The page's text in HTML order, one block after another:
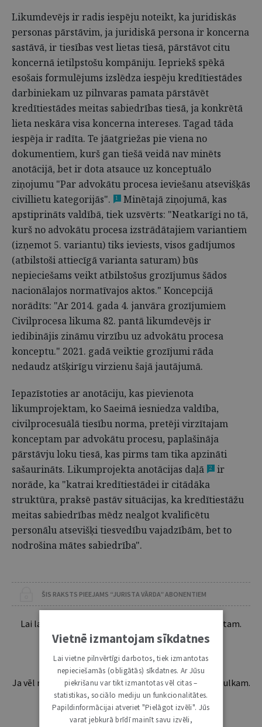
Likumdevējs ir radis iespēju noteikt, ka juridiskās
personas pārstāvim, ja juridiskā persona ir koncerna
sastāvā, ir tiesības vest lietas tiesā, pārstāvot citu
koncernā ietilpstošu kompāniju. Iepriekš spēkā
esošais formulējums izslēdza iespēju kredītiestādes
darbiniekam uz pilnvaras pamata pārstāvēt
kredītiestādes meitas sabiedrības tiesā, ja konkrētā
lieta neskāra visa koncerna intereses. Tagad tāda
iespēja ir radīta. Te jāatgriežas pie viena no
dokumentiem, kurš gan tiešā veidā nav minēts
anotācijā, bet ir dota atsauce uz konceptuālo
ziņojumu "Par advokātu procesa ieviešanu atsevišķās
civillietu kategorijās".
1
Minētajā ziņojumā, kas
apstiprināts valdībā, tiek uzsvērts: "Neatkarīgi no tā,
kurš no advokātu procesa izstrādātajiem variantiem
(izņemot 5. variantu) tiks ieviests, visos gadījumos
(atbilstoši attiecīgā varianta saturam) būs
nepieciešams veikt atbilstošus grozījumus šādos
nacionālajos normatīvajos aktos." Koncepcijā
norādīts: "Ar 2014. gada 4. janvāra grozījumiem
Civilprocesa likuma 82. pantā likumdevējs ir
iedibinājis zināmu virzību uz advokātu procesa
konceptu." 2021. gadā veiktie grozījumi rāda
nedaudz atšķirīgu virzienu šajā jautājumā.
Iepazīstoties ar anotāciju, kas pievienota
likumprojektam, ko Saeimā iesniedza valdība,
civilprocesuālā tiesību norma, pretēji virzītajam
konceptam par advokātu procesu, paplašināja
pārstāvju loku tiesā, kas pirms tam tika apzināti
sašaurināts. Likumprojekta anotācijas daļā
2
ir
norāde, ka "katrai kredītiestādei ir citādāka
struktūra, praksē pastāv situācijas, ka kredītiestāžu
meitas sabiedrības mēdz nealgot kvalificētu
personālu atsevišķi tiesvedību vajadzībām, bet to
nodrošina mātes sabiedrība".
ŠIS RAKSTS PIEEJAMS “JURISTA VĀRDA” ABONENTIEM
Lai lasītu šo rakstu tālāk, Tev jābūt žurnāla abonentam.
Esošos abonentus lūdzam autorizēties:
Ja vēl neesi abonents, aicinām pievienoties lasītāju pulkam.
Iegūsi tūlītēju piekļuvi digitālajam saturam!
Vietnē izmantojam sīkdatnes
Lai vietne pilnvērtīgi darbotos, tiek izmantotas
nepieciešamās (obligātās) sīkdatnes. Ar Jūsu
piekrišanu var tikt izmantotas vēl citas –
statistikas, sociālo mediju un funkcionalitātes.
Papildinformācijai atveriet "Pielāgot izvēli". Jūs
varat jebkurā brīdī mainīt savu izvēli,